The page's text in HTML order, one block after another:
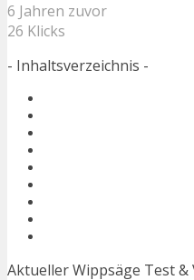
6 Jahren zuvor
26 Klicks
- Inhaltsverzeichnis -
Aktueller Wippsäge Test &